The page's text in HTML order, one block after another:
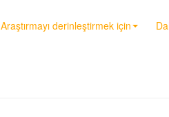
Araştırmayı derinleştirmek için